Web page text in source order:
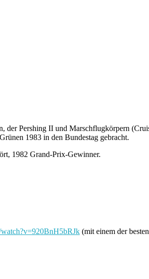
der Pershing II und Marschflugkörpern
1983 in den Bundestag gebracht.
1982 Grand-Prix-Gewinner.
(mit einem der